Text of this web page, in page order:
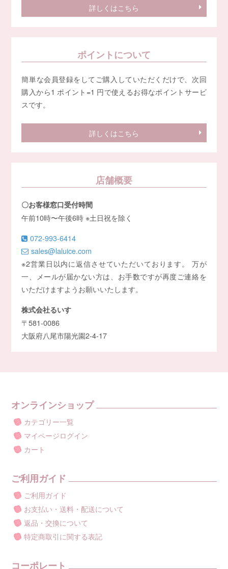
詳しくはこちら
ポイントについて
簡単な会員登録をしてご購入していただくだけで、次回
購入から1 ポイント=1 円で使えるお得なポイントサービ
スです。
詳しくはこちら
店舗概要
〇お客様窓口受付時間
午前10時〜午後6時 ※土日祝を除く
072-993-6414
sales@laluice.com
※2営業日以内に返信させていただいております。 万が
一、メールが届かない方は、お手数ですが再度ご連絡を
いただけますようお願いいたします。
株式会社るいす
〒581-0086
大阪府八尾市陽光園2-4-17
オンラインショップ
カテゴリー一覧
マイページログイン
カート
ご利用ガイド
ご利用ガイド
お支払い・送料・配送について
返品・交換について
特定商取引に関する表記
コーポレート